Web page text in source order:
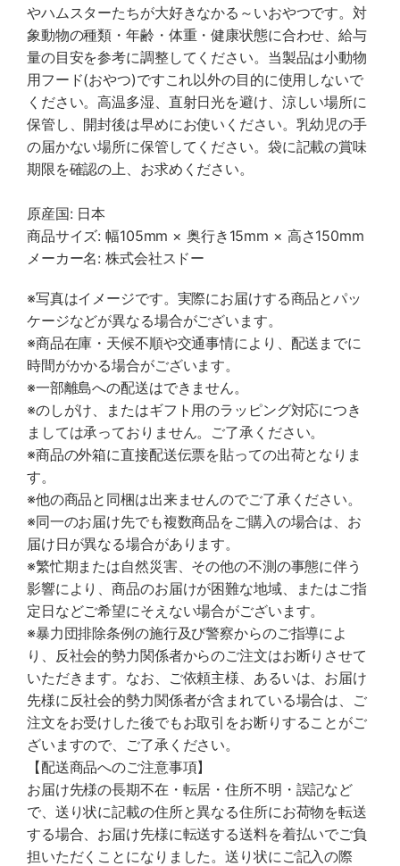
やハムスターたちが大好きなかる～いおやつです。対
象動物の種類・年齢・体重・健康状態に合わせ、給与
量の目安を参考に調整してください。当製品は小動物
用フード(おやつ)ですこれ以外の目的に使用しないで
ください。高温多湿、直射日光を避け、涼しい場所に
保管し、開封後は早めにお使いください。乳幼児の手
の届かない場所に保管してください。袋に記載の賞味
期限を確認の上、お求めください。
原産国: 日本
商品サイズ: 幅105mm × 奥行き15mm × 高さ150mm
メーカー名: 株式会社スドー
※写真はイメージです。実際にお届けする商品とパッ
ケージなどが異なる場合がございます。
※商品在庫・天候不順や交通事情により、配送までに
時間がかかる場合がございます。
※一部離島への配送はできません。
※のしがけ、またはギフト用のラッピング対応につき
ましては承っておりません。ご了承ください。
※商品の外箱に直接配送伝票を貼っての出荷となりま
す。
※他の商品と同梱は出来ませんのでご了承ください。
※同一のお届け先でも複数商品をご購入の場合は、お
届け日が異なる場合があります。
※繁忙期または自然災害、その他の不測の事態に伴う
影響により、商品のお届けが困難な地域、またはご指
定日などご希望にそえない場合がございます。
※暴力団排除条例の施行及び警察からのご指導によ
り、反社会的勢力関係者からのご注文はお断りさせて
いただきます。なお、ご依頼主様、あるいは、お届け
先様に反社会的勢力関係者が含まれている場合は、ご
注文をお受けした後でもお取引をお断りすることがご
ざいますので、ご了承ください。
【配送商品へのご注意事項】
お届け先様の長期不在・転居・住所不明・誤記など
で、送り状に記載の住所と異なる住所にお荷物を転送
する場合、お届け先様に転送する送料を着払いでご負
担いただくことになりました。送り状にご記入の際